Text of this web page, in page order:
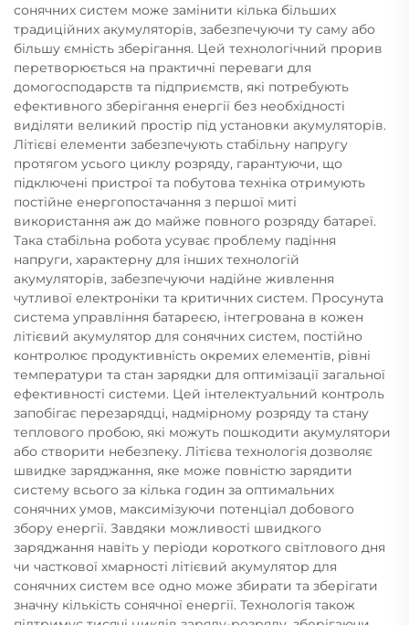
сонячних систем може замінити кілька більших
традиційних акумуляторів, забезпечуючи ту саму або
більшу ємність зберігання. Цей технологічний прорив
перетворюється на практичні переваги для
домогосподарств та підприємств, які потребують
ефективного зберігання енергії без необхідності
виділяти великий простір під установки акумуляторів.
Літієві елементи забезпечують стабільну напругу
протягом усього циклу розряду, гарантуючи, що
підключені пристрої та побутова техніка отримують
постійне енергопостачання з першої миті
використання аж до майже повного розряду батареї.
Така стабільна робота усуває проблему падіння
напруги, характерну для інших технологій
акумуляторів, забезпечуючи надійне живлення
чутливої електроніки та критичних систем. Просунута
система управління батареєю, інтегрована в кожен
літієвий акумулятор для сонячних систем, постійно
контролює продуктивність окремих елементів, рівні
температури та стан зарядки для оптимізації загальної
ефективності системи. Цей інтелектуальний контроль
запобігає перезарядці, надмірному розряду та стану
теплового пробою, які можуть пошкодити акумулятори
або створити небезпеку. Літієва технологія дозволяє
швидке заряджання, яке може повністю зарядити
систему всього за кілька годин за оптимальних
сонячних умов, максимізуючи потенціал добового
збору енергії. Завдяки можливості швидкого
заряджання навіть у періоди короткого світлового дня
чи часткової хмарності літієвий акумулятор для
сонячних систем все одно може збирати та зберігати
значну кількість сонячної енергії. Технологія також